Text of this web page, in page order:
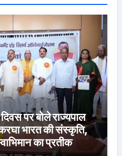
पर बोले राज्यपाल
भारत की संस्कृति,
का प्रतीक